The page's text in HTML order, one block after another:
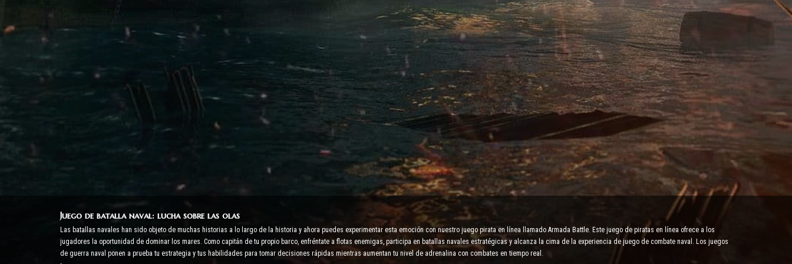
Juego de batalla naval: lucha sobre las olas
Las batallas navales han sido objeto de muchas historias a lo largo de la historia y ahora puedes experimentar esta emoción con nuestro juego pirata en línea llamado Armada Battle. Este juego de piratas en línea ofrece a los
jugadores la oportunidad de dominar los mares. Como capitán de tu propio barco, enfréntate a flotas enemigas, participa en batallas navales estratégicas y alcanza la cima de la experiencia de juego de combate naval. Los juegos
de guerra naval ponen a prueba tu estrategia y tus habilidades para tomar decisiones rápidas mientras aumentan tu nivel de adrenalina con combates en tiempo real.